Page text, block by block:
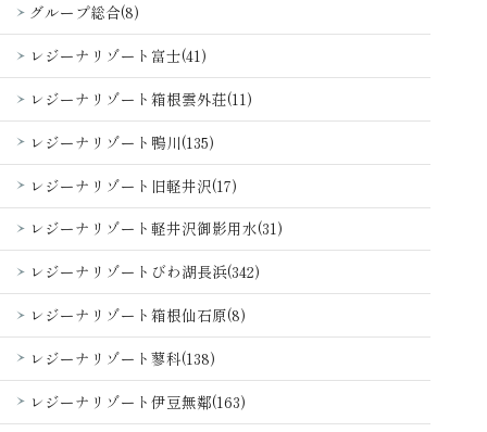
グループ総合(8)
レジーナリゾート富士(41)
レジーナリゾート箱根雲外荘(11)
レジーナリゾート鴨川(135)
レジーナリゾート旧軽井沢(17)
レジーナリゾート軽井沢御影用水(31)
レジーナリゾートびわ湖長浜(342)
レジーナリゾート箱根仙石原(8)
レジーナリゾート蓼科(138)
レジーナリゾート伊豆無鄰(163)